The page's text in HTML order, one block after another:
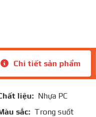
Chi tiết sản phẩm
liệu: Nhựa PC
sắc: Trong suốt